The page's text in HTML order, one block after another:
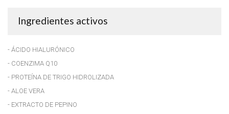
Ingredientes activos
- ÁCIDO HIALURÓNICO
- COENZIMA Q10
- PROTEÍNA DE TRIGO HIDROLIZADA
- ALOE VERA
- EXTRACTO DE PEPINO